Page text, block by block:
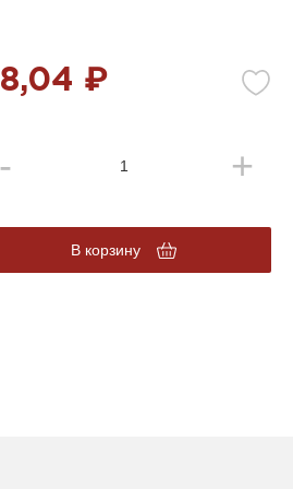
₽
В корзину